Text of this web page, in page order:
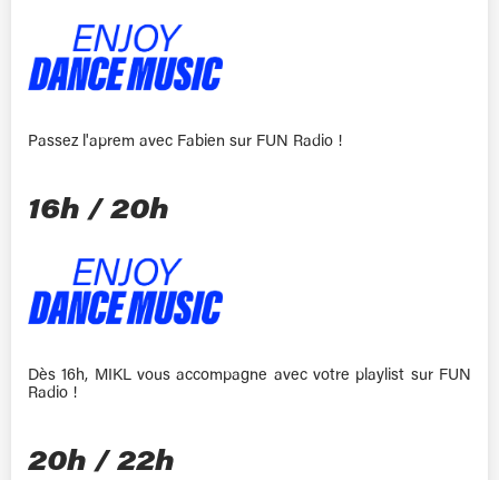
Passez l'aprem avec Fabien sur FUN Radio !
16h / 20h
Dès 16h, MIKL vous accompagne avec votre playlist sur FUN
Radio !
20h / 22h